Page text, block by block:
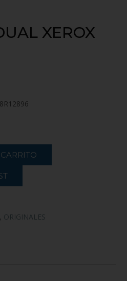
XEROX
, ORIGINALES